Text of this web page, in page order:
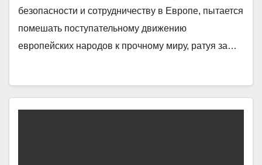
безопасности и сотрудничеству в Европе, пытается
помешать поступательному движению
европейских народов к прочному миру, ратуя за…